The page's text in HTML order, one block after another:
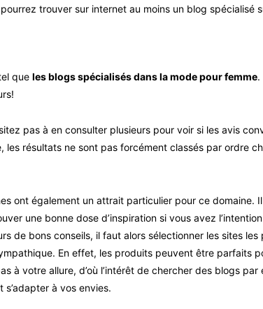
trouver sur internet au moins un blog spécialisé
que les blogs spécialisés dans la mode pour femme.
pas à en consulter plusieurs pour voir si les avis
les résultats ne sont pas forcément classés par ordre
ont également un attrait particulier pour ce
une bonne dose d’inspiration si vous avez
de bons conseils, il faut alors sélectionner les sites
En effet, les produits peuvent être parfaits
à votre allure, d’où l’intérêt de chercher des blogs
à vos envies.